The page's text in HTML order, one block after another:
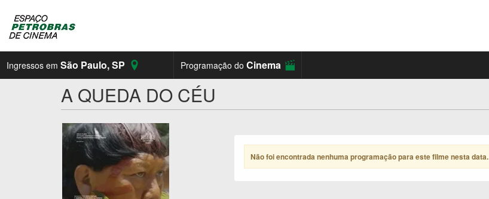
Ingressos em São Paulo,SP Programação do Cinema
A QUEDA DO CÉU
Não foi encontrada nenhuma programação para este filme nesta data.